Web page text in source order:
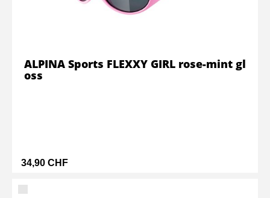
34,90 CHF
ALPINA Sports FLEXXY GIRL rose-mint gl
oss